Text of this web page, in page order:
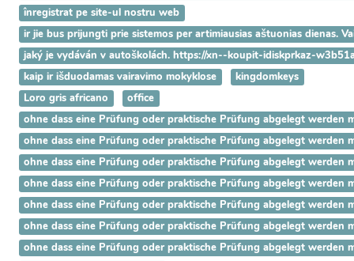
înregistrat pe site-ul nostru web
ir jie bus prijungti prie sistemos per artimiausias aštuonias dienas.
jaký je vydáván v autoškolách. https://xn--koupit-idiskprkaz-
kaip ir išduodamas vairavimo mokyklose
kingdomkeys
Loro gris africano
office
ohne dass eine Prüfung oder praktische Prüfung abgelegt werden
ohne dass eine Prüfung oder praktische Prüfung abgelegt werden
ohne dass eine Prüfung oder praktische Prüfung abgelegt werden
ohne dass eine Prüfung oder praktische Prüfung abgelegt werden
ohne dass eine Prüfung oder praktische Prüfung abgelegt werden
ohne dass eine Prüfung oder praktische Prüfung abgelegt werden
ohne dass eine Prüfung oder praktische Prüfung abgelegt werden